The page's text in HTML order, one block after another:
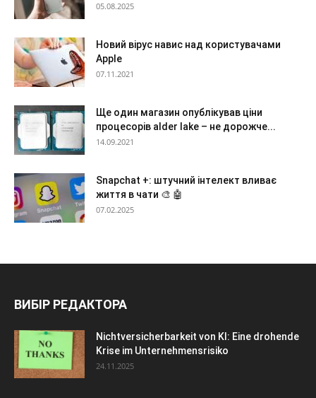
05.08.2025
Новий вірус навис над користувачами
Apple
07.11.2021
Ще один магазин опублікував ціни
процесорів alder lake – не дорожче...
14.09.2021
Snapchat +: штучний інтелект вливає
життя в чати 🎨 🤖
07.02.2025
ВИБІР РЕДАКТОРА
Nichtversicherbarkeit von KI: Eine drohende
Krise im Unternehmensrisiko
24.11.2025